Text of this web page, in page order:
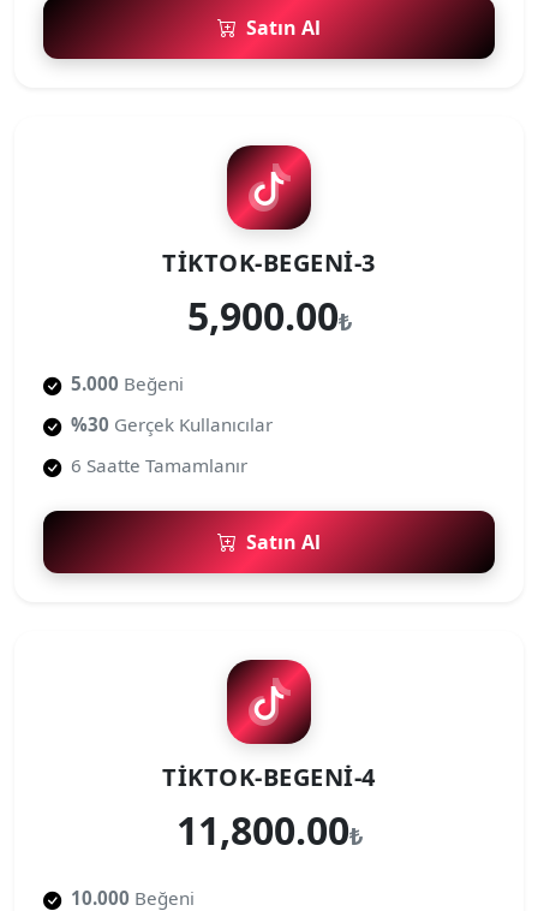
Satın Al
TIKTOK-BEGENI-3
5,900.00₺
5.000 Beğeni
%30 Gerçek Kullanıcılar
6 Saatte Tamamlanır
Satın Al
TIKTOK-BEGENI-4
11,800.00₺
10.000 Beğeni